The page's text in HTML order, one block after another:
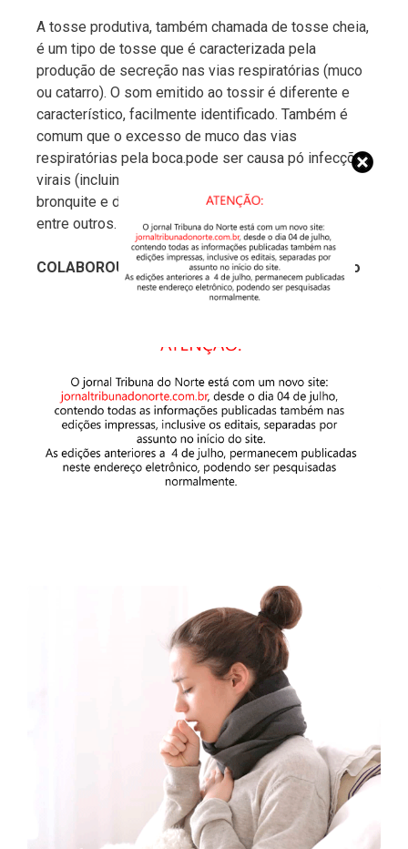
A tosse produtiva, também chamada de tosse cheia,
é um tipo de tosse que é caracterizada pela
produção de secreção nas vias respiratórias (muco
ou catarro). O som emitido ao tossir é diferente e
característico, facilmente identificado. Também é
comum que o excesso de muco das vias
respiratórias pela boca.pode ser causa pó infecções
virais (incluindo resfriados e gripes), pneumonia,
bronquite e doença pulmonar obstrutiva crônica,
entre outros.
COLABOROU COM O TEXTO: Jaqueline Barreto